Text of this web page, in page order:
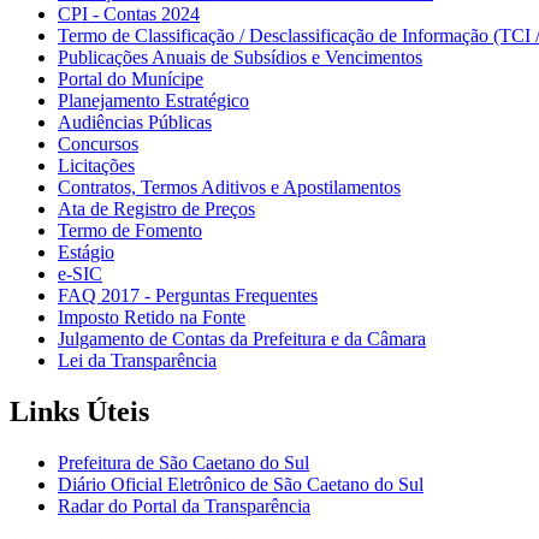
CPI - Contas 2024
Termo de Classificação / Desclassificação de Informação
Publicações Anuais de Subsídios e Vencimentos
Portal do Munícipe
Planejamento Estratégico
Audiências Públicas
Concursos
Licitações
Contratos, Termos Aditivos e Apostilamentos
Ata de Registro de Preços
Termo de Fomento
Estágio
e-SIC
FAQ 2017 - Perguntas Frequentes
Imposto Retido na Fonte
Julgamento de Contas da Prefeitura e da Câmara
Lei da Transparência
Links Úteis
Prefeitura de São Caetano do Sul
Diário Oficial Eletrônico de São Caetano do Sul
Radar do Portal da Transparência